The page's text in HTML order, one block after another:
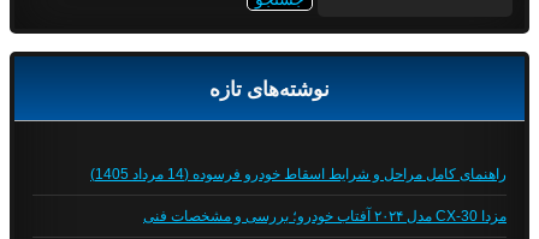
نوشته‌های تازه
راهنمای کامل مراحل و شرایط اسقاط خودرو فرسوده (14 مرداد 1405)
مزدا CX-30 مدل ۲۰۲۴ آفتاب خودرو؛ بررسی و مشخصات فنی